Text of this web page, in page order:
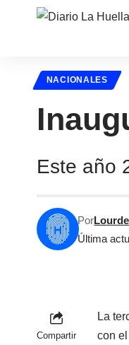
NACIONALES
Este año
Última
Por
Compartir
La
con